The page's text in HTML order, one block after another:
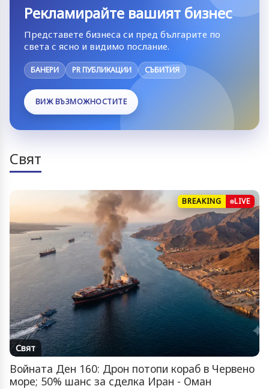
Рекламирайте вашият бизнес
Представете бизнеса си пред българите по
света с ясно и видимо послание.
БАНЕРИ PR ПУБЛИКАЦИИ СЪБИТИЯ
ВИЖ ВЪЗМОЖНОСТИТЕ
Свят
BREAKING LIVE
Свят
Войната Ден 160: Дрон потопи кораб в Червено
море; 50% шанс за сделка Иран - Оман